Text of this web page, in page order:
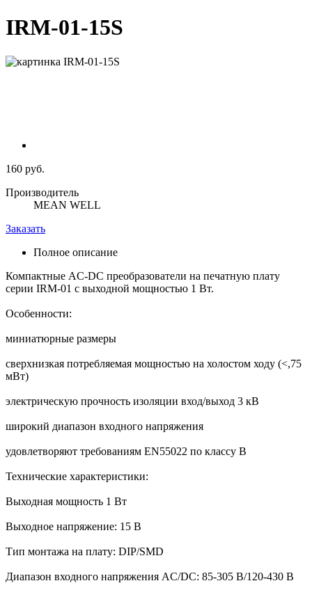
IRM-01-15S
160 руб.
Производитель
MEAN WELL
Заказать
Полное описание
Компактные AC-DC преобразователи на печатную плату
серии IRM-01 с выходной мощностью 1 Вт.
Особенности:
миниатюрные размеры
сверхнизкая потребляемая мощностью на холостом ходу (<,75
мВт)
электрическую прочность изоляции вход/выход 3 кВ
широкий диапазон входного напряжения
удовлетворяют требованиям EN55022 по классу В
Технические характеристики:
Выходная мощность 1 Вт
Выходное напряжение: 15 В
Тип монтажа на плату: DIP/SMD
Диапазон входного напряжения AC/DC: 85-305 В/120-430 В